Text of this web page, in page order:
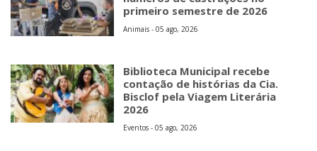
primeiro semestre de 2026
Animais - 05 ago, 2026
Biblioteca Municipal recebe
contação de histórias da Cia.
Bisclof pela Viagem Literária
2026
Eventos - 05 ago, 2026